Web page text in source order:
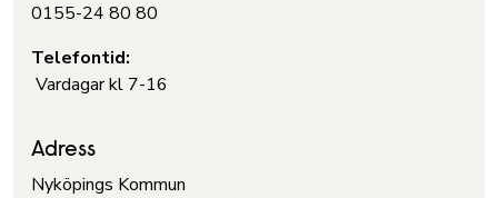
0155-24 80 80
Telefontid:
Vardagar kl 7-16
Adress
Nyköpings Kommun